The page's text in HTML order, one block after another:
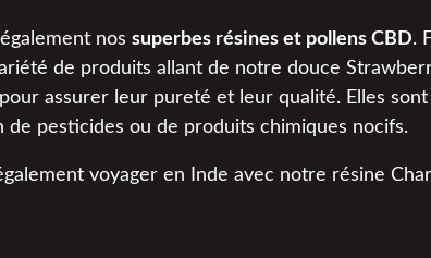
nos superbes résines et pollens CBD.
de produits allant de notre douce
assurer leur pureté et leur qualité. Elles
de pesticides ou de produits chimiques nocifs.
voyager en Inde avec notre résine